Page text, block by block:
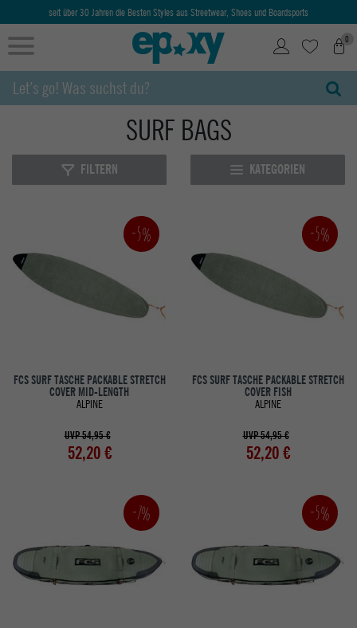
seit über 30 Jahren die Besten Styles aus Streetwear, Shoes und Boardsports
0
SURF BAGS
FILTERN KATEGORIEN
-5%
FCS SURF TASCHE PACKABLE STRETCH
COVER MID-LENGTH
ALPINE
UVP 54,95 €
52,20 €
-5%
FCS SURF TASCHE PACKABLE STRETCH
COVER FISH
ALPINE
UVP 54,95 €
52,20 €
-7% -5%